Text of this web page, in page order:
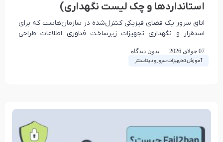
آموزش تجهیزات سرور و دیتاسنتر
استانداردها و چک لیست نگهداری)
اتاق سرور یک فضای فیزیکی کنترل‌شده در سازمان‌هاست که برای
استقرار و نگهداری تجهیزات زیرساخت فناوری اطلاعات طراحی
07 جولای 2026 بدون دیدگاه